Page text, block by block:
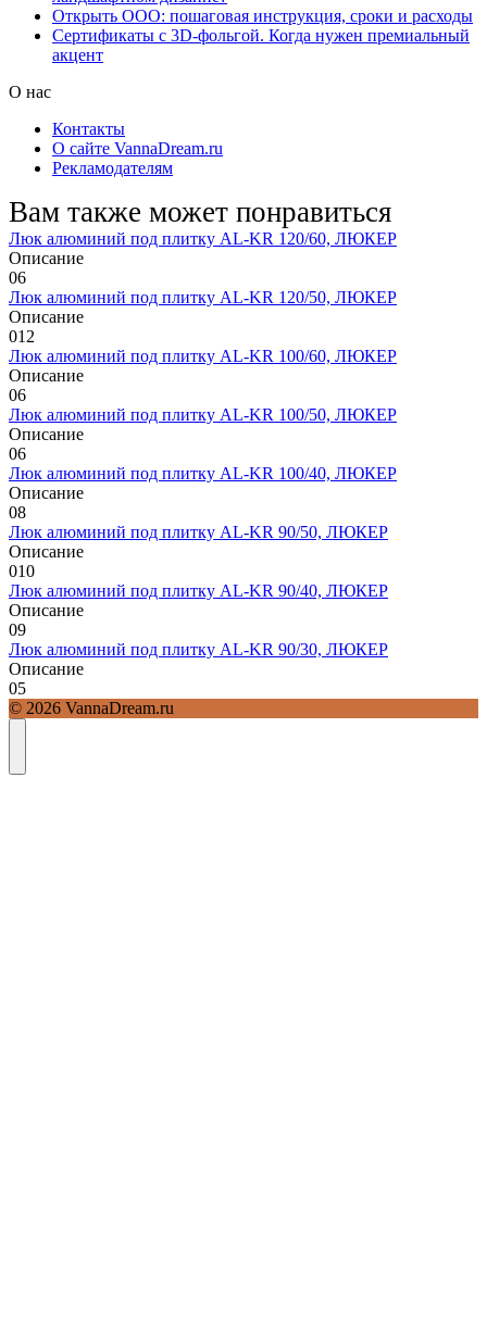
Открыть ООО: пошаговая инструкция, сроки и расходы
Сертификаты с 3D-фольгой. Когда нужен премиальный
акцент
О нас
Контакты
О сайте VannaDream.ru
Рекламодателям
Вам также может понравиться
Люк алюминий под плитку AL-KR 120/60, ЛЮКЕР
Описание
06
Люк алюминий под плитку AL-KR 120/50, ЛЮКЕР
Описание
012
Люк алюминий под плитку AL-KR 100/60, ЛЮКЕР
Описание
06
Люк алюминий под плитку AL-KR 100/50, ЛЮКЕР
Описание
06
Люк алюминий под плитку AL-KR 100/40, ЛЮКЕР
Описание
08
Люк алюминий под плитку AL-KR 90/50, ЛЮКЕР
Описание
010
Люк алюминий под плитку AL-KR 90/40, ЛЮКЕР
Описание
09
Люк алюминий под плитку AL-KR 90/30, ЛЮКЕР
Описание
05
© 2026 VannaDream.ru